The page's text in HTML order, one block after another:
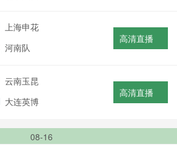
上海申花
河南队
高清直播
云南玉昆
大连英博
高清直播
08-16